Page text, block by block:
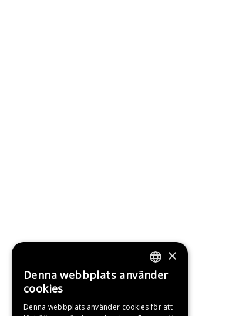
FINNISH
×
Denna webbplats använder
cookies
Denna webbplats använder cookies för att